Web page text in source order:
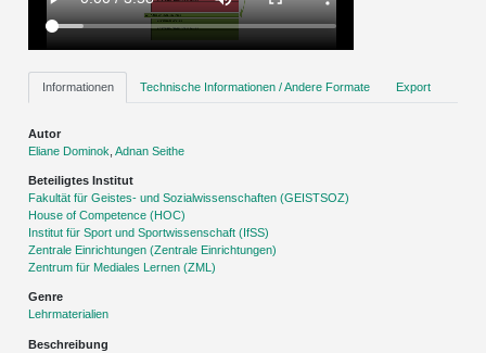
Informationen Technische Informationen / Andere Formate Export
Autor
Eliane Dominok ,Adnan Seithe
Beteiligtes Institut
Fakultät für Geistes- und Sozialwissenschaften (GEISTSOZ)
House of Competence (HOC)
Institut für Sport und Sportwissenschaft (IfSS)
Zentrale Einrichtungen (Zentrale Einrichtungen)
Zentrum für Mediales Lernen (ZML)
Genre
Lehrmaterialien
Beschreibung